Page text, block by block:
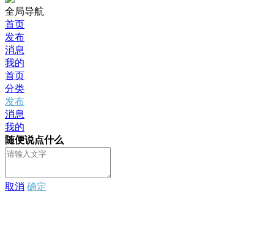
全局导航
首页
发布
消息
我的
首页
分类
发布
消息
我的
随便说点什么
取消 确定